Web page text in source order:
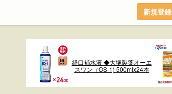
新規登録
経口補水液 ◆大塚製薬オーエ
スワン（OS-1) 500mlx24本